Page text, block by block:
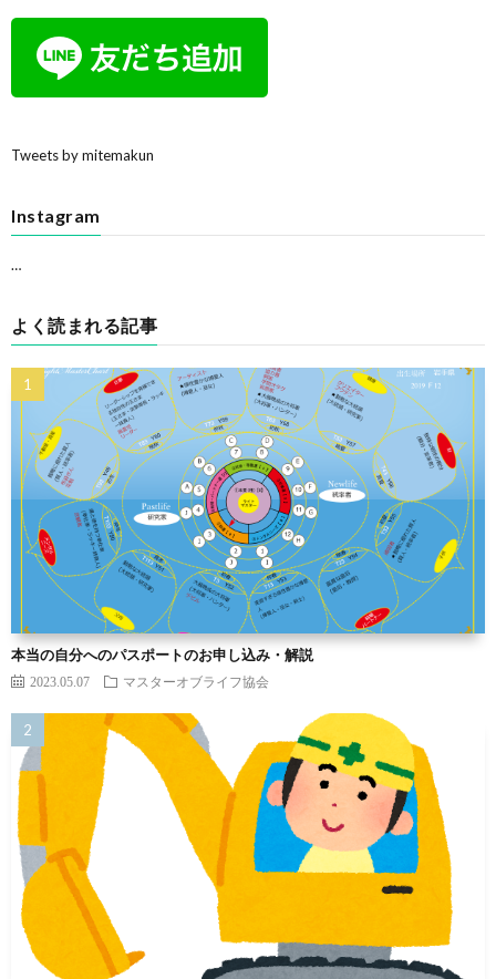
Tweets by mitemakun
Instagram
…
よく読まれる記事
本当の自分へのパスポートのお申し込み・解説
2023.05.07 マスターオブライフ協会